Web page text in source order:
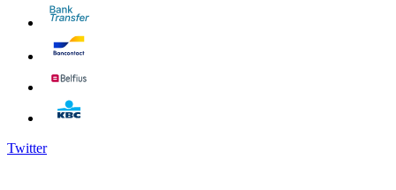
Twitter